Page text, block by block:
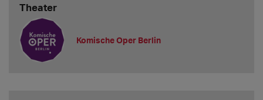
Theater
Komische Oper Berlin